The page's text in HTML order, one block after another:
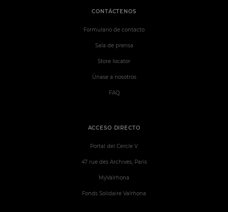
ACCESO DIRECTO
Portal del Cercle V
47 rue des Archives, Paris
MyValrhona
Fonds Solidaire Valrhona
CONTÁCTENOS
Formulario de contacto
Sala de prensa
Store locator
Únase a nosotros
FAQ